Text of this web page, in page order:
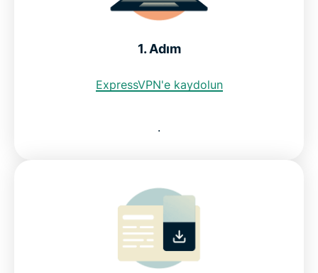
Şili IP adresi için ücretsiz VPN kullanabilir miyim?
SSS: Şili VPN'i kullanmak
Diğer ülkeler için ExpressVPN
1. Adım
ExpressVPN'e kaydolun
.